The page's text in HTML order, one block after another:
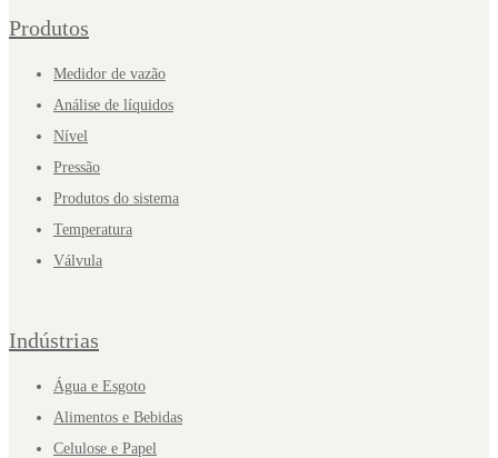
Produtos
Medidor de vazão
Análise de líquidos
Nível
Pressão
Produtos do sistema
Temperatura
Válvula
Indústrias
Água e Esgoto
Alimentos e Bebidas
Celulose e Papel